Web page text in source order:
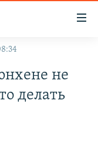
не
делать